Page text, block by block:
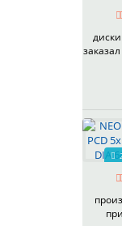
401
408
417
SL
W
WB